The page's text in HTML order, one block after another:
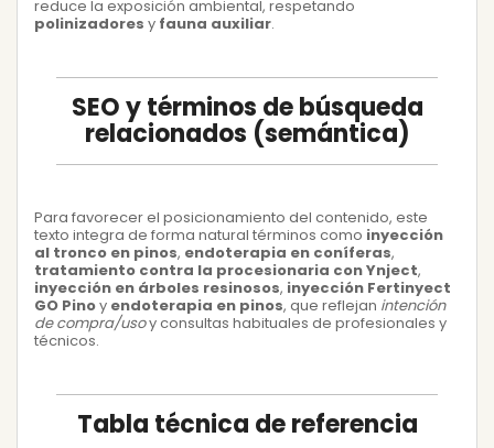
reduce la exposición ambiental, respetando
polinizadores y fauna auxiliar.
SEO y términos de búsqueda
relacionados (semántica)
Para favorecer el posicionamiento del contenido, este
texto integra de forma natural términos como inyección
al tronco en pinos, endoterapia en coníferas,
tratamiento contra la procesionaria con Ynject,
inyección en árboles resinosos, inyección Fertinyect
GO Pinoy endoterapia en pinos, que reflejan intención
de compra/usoy consultas habituales de profesionales y
técnicos.
Tabla técnica de referencia